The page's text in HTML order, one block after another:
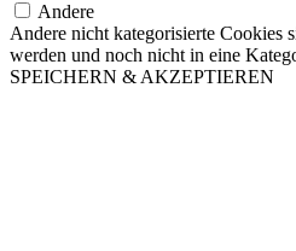
Andere
Andere nicht kategorisierte Cookies
werden und noch nicht in eine
SPEICHERN & AKZEPTIEREN